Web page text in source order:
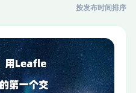
按发布时间排序